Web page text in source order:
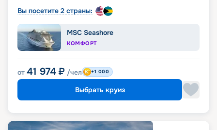
Вы посетите 2 страны:
MSC Seashore
КОМФОРТ
от 41 974 ₽ /чел +1 000
Выбрать круиз